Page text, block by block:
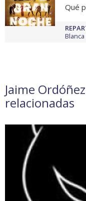
Qué
Jaime
relacionadas